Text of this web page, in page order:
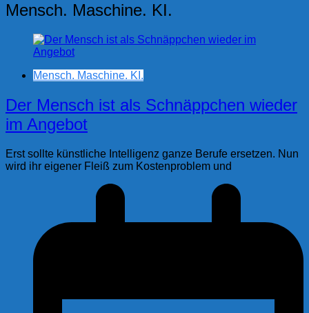
Mensch. Maschine. KI.
Mensch. Maschine. KI.
Der Mensch ist als Schnäppchen wieder
im Angebot
Erst sollte künstliche Intelligenz ganze Berufe ersetzen. Nun
wird ihr eigener Fleiß zum Kostenproblem und